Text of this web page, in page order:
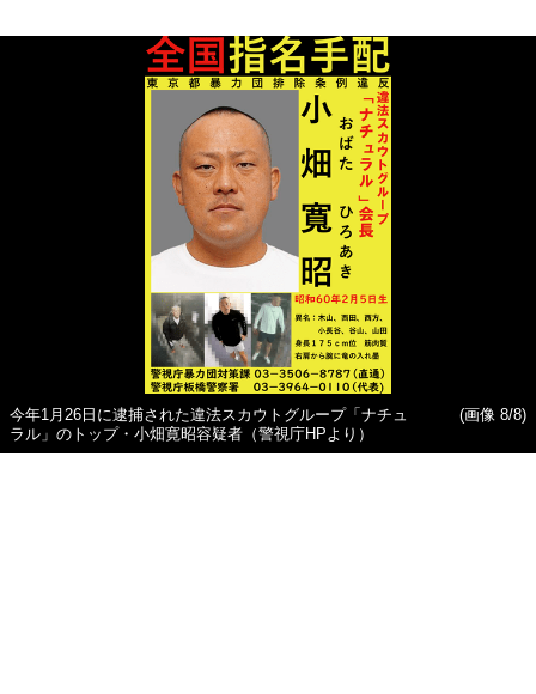
今年1月26日に逮捕された違法スカウトグループ「ナチュ
ラル」のトップ・小畑寛昭容疑者（警視庁HPより）
(画像 8/8)